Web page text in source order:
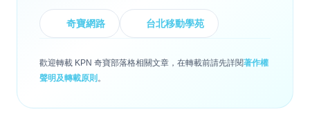
奇寶網路 台北移動學苑
歡迎轉載 KPN 奇寶部落格相關文章，在轉載前請先詳閱著作權
聲明及轉載原則 。